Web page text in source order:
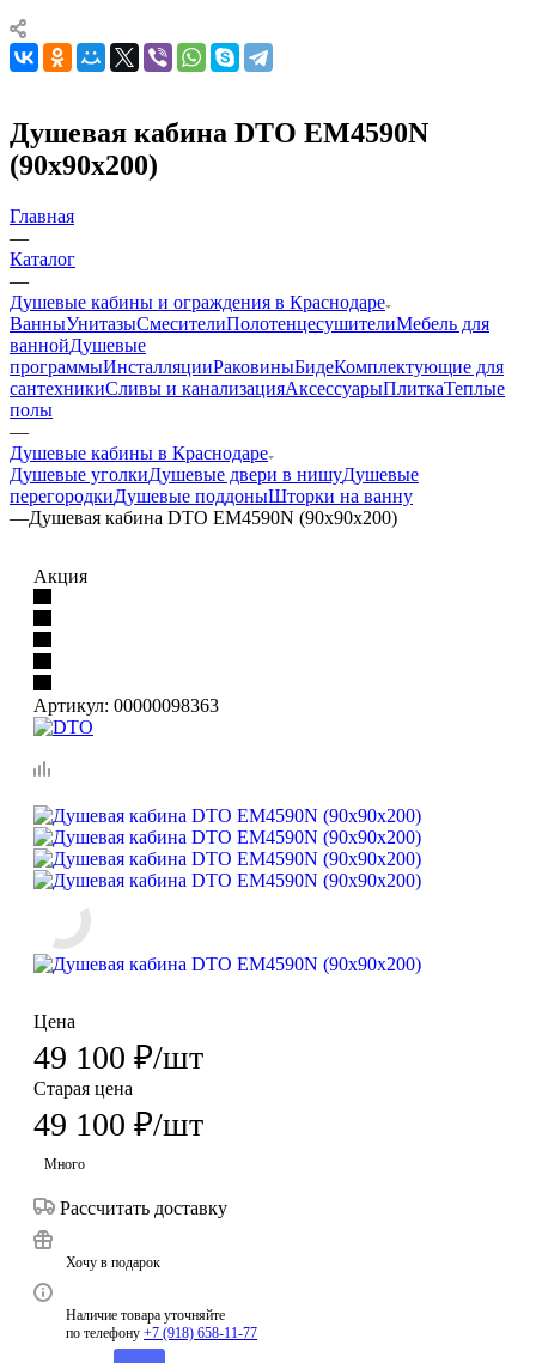
Душевая кабина DTO ЕМ4590N
(90х90х200)
Главная
—
Каталог
—
Душевые кабины и ограждения в Краснодаре
ВанныУнитазыСмесителиПолотенцесушителиМебель для
ваннойДушевые
программыИнсталляцииРаковиныБидеКомплектующие для
сантехникиСливы и канализацияАксессуарыПлиткаТеплые
полы
—
Душевые кабины в Краснодаре
Душевые уголкиДушевые двери в нишуДушевые
перегородкиДушевые поддоныШторки на ванну
—Душевая кабина DTO ЕМ4590N (90х90х200)
Акция
Артикул: 00000098363
Цена
49 100
Старая цена
49 100₽
Много
Рассчитать доставку
Хочу в подарок
Наличие товара уточняйте